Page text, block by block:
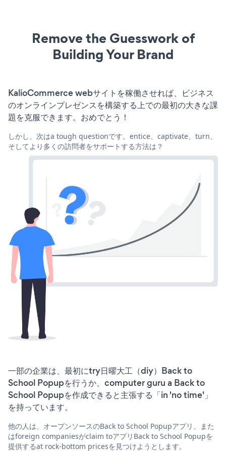
Remove the Guesswork of
Building Your Brand
KalioCommerce webサイトを稼働させれば、ビジネス
のオンラインプレゼンスを構築する上での最初の大きな課
題を克服できます。おめでとう！
しかし、次はa tough questionです。entice、captivate、turn、
そしてより多くの訪問者をサポートする方法は？
一部の企業は、最初にtry日曜大工（diy）Back to
School Popupを行うか、computer guru a Back to
School Popupを作成できると主張する「in 'no time'」
を持っています。
他の人は、オープンソースのBack to School Popupアプリ、また
はforeign companiesがclaim toアプリBack to School Popupを
提供するat rock-bottom pricesを見つけようとします。